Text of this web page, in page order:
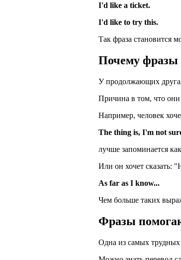
I'd like a ticket.
I'd like to try this.
Так фраза становится
Почему
У продолжающих
Причина в том, что
Например, человек
The thing is, I'm not
лучше запоминается
Или он хочет сказать:
As far as I know...
Чем больше таких
Фразы
Одна из самых трудных